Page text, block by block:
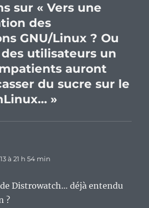
sur « Vers une
des
GNU/Linux ? Ou
utilisateurs un
auront
du sucre sur le
»
à 21 h 54 min
Distrowatch… déjà entendu
?